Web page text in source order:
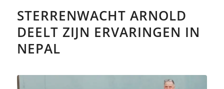
STERRENWACHT ARNOLD
DEELT ZIJN ERVARINGEN IN
NEPAL